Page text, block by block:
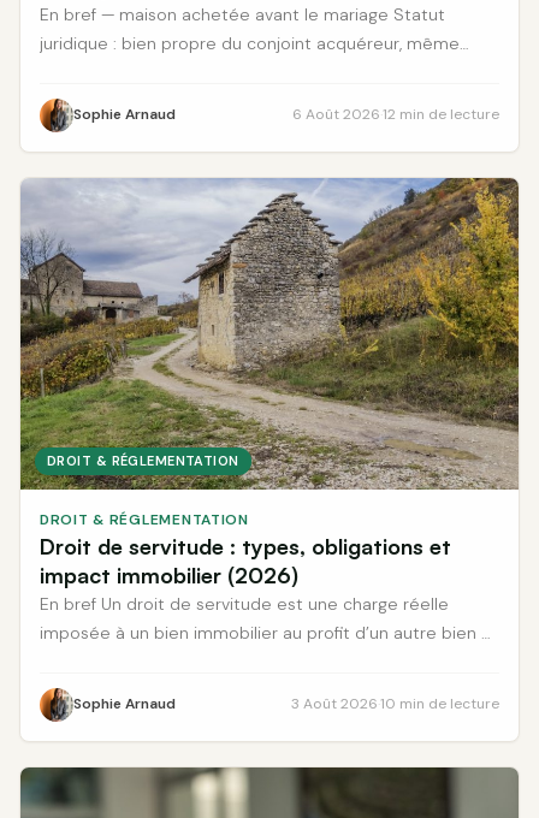
En bref — maison achetée avant le mariage Statut
juridique : bien propre du conjoint acquéreur, même
une maison avant notre mariage : vos droits en 2026"
class="read-more" href="https://www.canberra-
immo.fr/droit-reglementation/mon-mari-a-achete-une-
maison-avant-notre-mariage/" aria-label="En savoir plus
sur Mon mari a acheté une maison avant notre mariage :
vos droits en 2026">Lire la suite</a>
Sophie Arnaud 6 Août 2026·12 min de lecture
DROIT & RÉGLEMENTATION
DROIT & RÉGLEMENTATION
Droit de servitude : types, obligations et
impact immobilier (2026)
En bref Un droit de servitude est une charge réelle
imposée à un bien immobilier au profit d’un autre bien —
impact immobilier (2026)" class="read-more"
href="https://www.canberra-immo.fr/droit-
reglementation/droit-de-servitude/" aria-label="En
savoir plus sur Droit de servitude : types, obligations et
impact immobilier (2026)">Lire la suite</a>
Sophie Arnaud 3 Août 2026·10 min de lecture